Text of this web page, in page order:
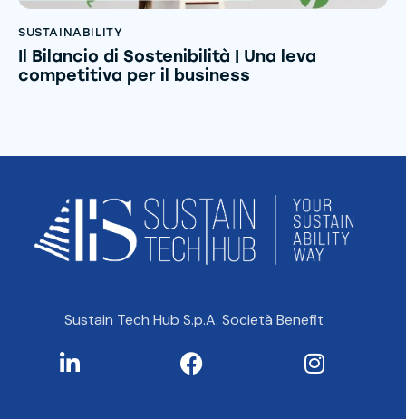
SUSTAINABILITY
Il Bilancio di Sostenibilità | Una leva
competitiva per il business
Sustain Tech Hub S.p.A. Società Benefit